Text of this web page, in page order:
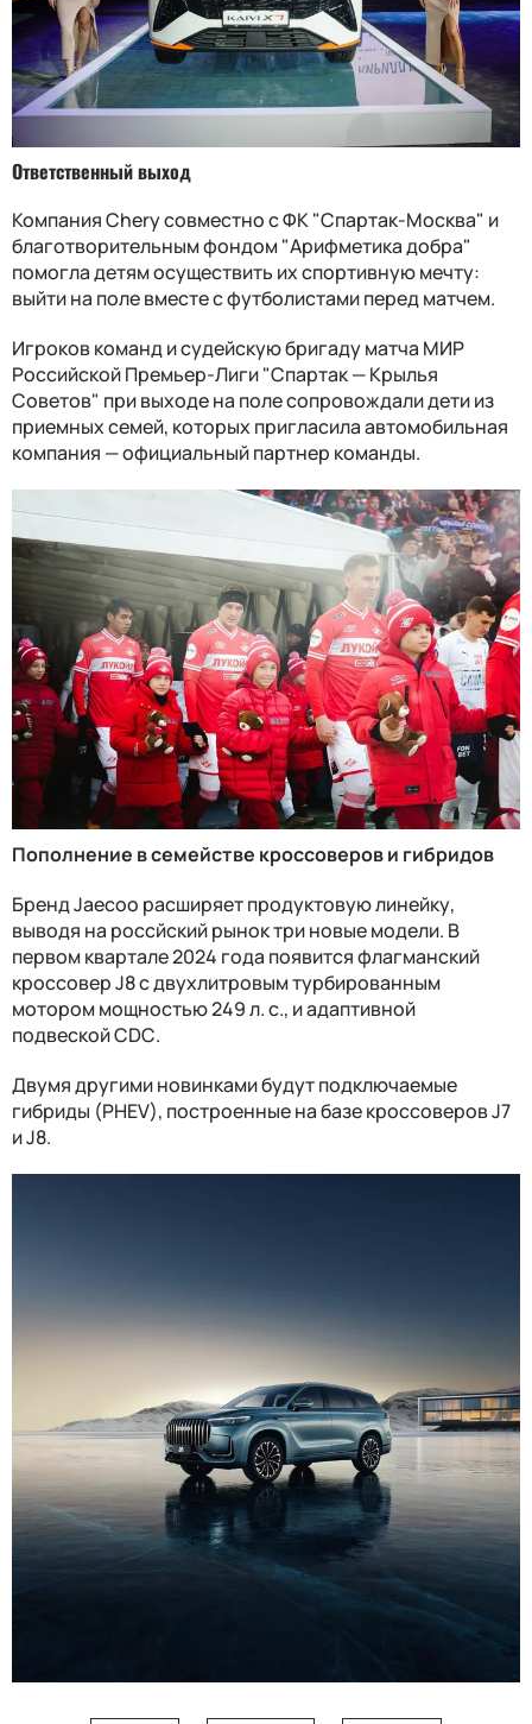
Ответственный выход
Компания Сheryсовместно с ФК "Спартак-Москва" и
благотворительным фондом "Арифметика добра"
помогла детям осуществить их спортивную мечту:
выйти на поле вместе с футболистами перед матчем.
Игроков команд и судейскую бригаду матча МИР
Российской Премьер-Лиги "Спартак — Крылья
Советов" при выходе на поле сопровождали дети из
приемных семей, которых пригласила автомобильная
компания — официальный партнер команды.
Пополнение в семействе кроссоверов и гибридов
БрендJaecoo расширяет продуктовую линейку,
выводя на россйский рынок три новые модели. В
первом квартале 2024 года появится флагманский
кроссовер J8 с двухлитровым турбированным
мотором мощностью 249 л. с., и адаптивной
подвескойCDC.
Двумя другими новинками будут подключаемые
гибриды (PHEV), построенные на базе кроссоверов J7
и J8.